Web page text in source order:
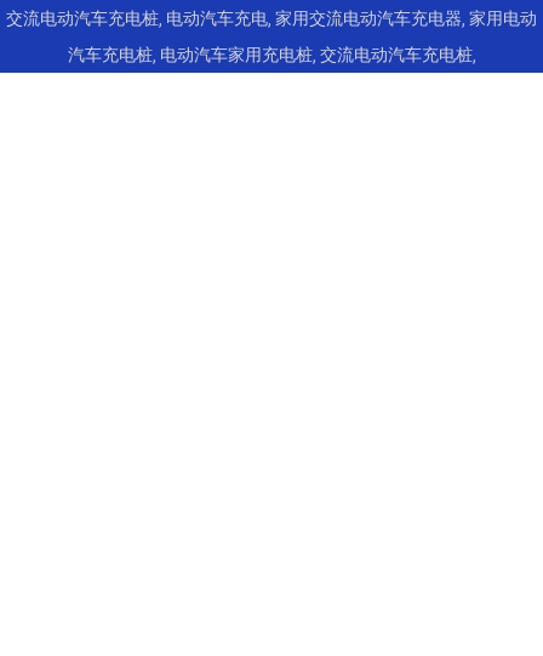
交流电动汽车充电桩, 电动汽车充电, 家用交流电动汽车充电器, 家用电动
汽车充电桩, 电动汽车家用充电桩, 交流电动汽车充电桩,